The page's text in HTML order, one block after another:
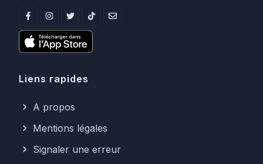
Liens rapides
A propos
Mentions légales
Signaler une erreur